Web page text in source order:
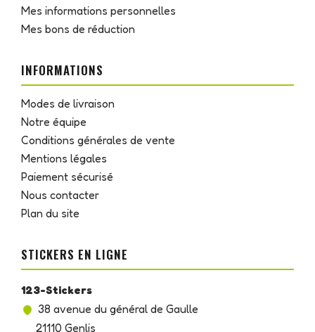
Mes informations personnelles
Mes bons de réduction
INFORMATIONS
Modes de livraison
Notre équipe
Conditions générales de vente
Mentions légales
Paiement sécurisé
Nous contacter
Plan du site
STICKERS EN LIGNE
123-Stickers
38 avenue du général de Gaulle
21110 Genlis